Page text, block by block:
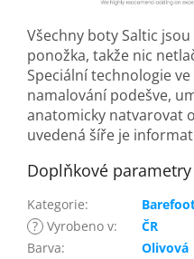
Všechny boty Saltic
ponožka, takže nic
Speciální technologie
namalování podešve,
anatomicky natvarovat
uvedená šíře je
Doplňkové parametry
Kategorie:
? Vyrobeno v:
ČR
Barva:
Olivová